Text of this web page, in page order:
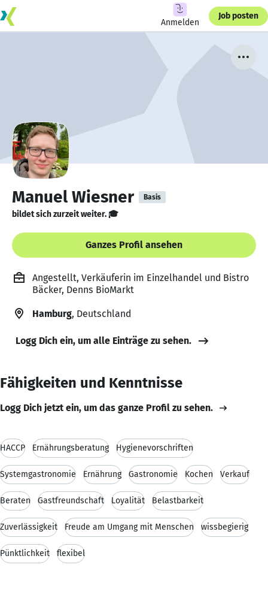
Anmelden
Job posten
Manuel Wiesner Basis
bildet sich zurzeit weiter. 🎓
Ganzes Profil ansehen
Angestellt, Verkäuferin im Einzelhandel und Bistro
Bäcker, Denns BioMarkt
Hamburg, Deutschland
Logg Dich ein, um alle Einträge zu sehen.
Fähigkeiten und Kenntnisse
Logg Dich jetzt ein, um das ganze Profil zu sehen.
HACCP Ernährungsberatung Hygienevorschriften
Systemgastronomie Ernährung Gastronomie Kochen Verkauf
Beraten Gastfreundschaft Loyalität Belastbarkeit
Zuverlässigkeit Freude am Umgang mit Menschen wissbegierig
Pünktlichkeit flexibel